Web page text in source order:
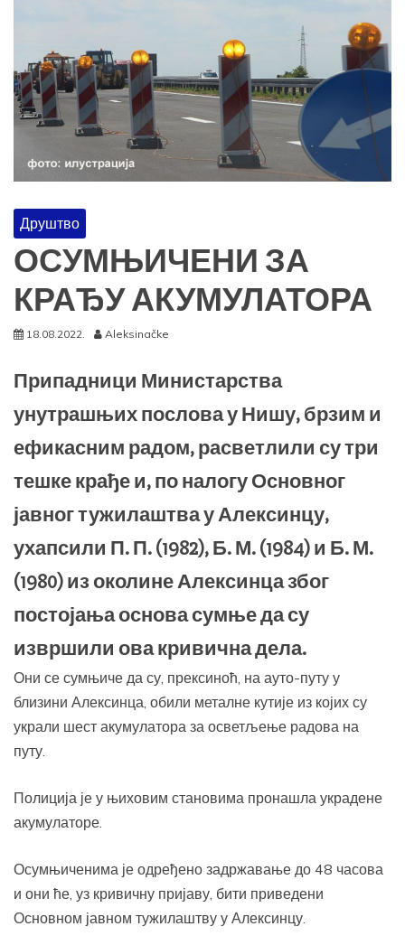
Друштво
ОСУМЊИЧЕНИ ЗА
КРАЂУ АКУМУЛАТОРА
18.08.2022. Aleksinačke
Припадници Министарства
унутрашњих послова у Нишу, брзим и
ефикасним радом, расветлили су три
тешке крађе и, по налогу Основног
јавног тужилаштва у Алексинцу,
ухапсили П. П. (1982), Б. М. (1984) и Б. М.
(1980) из околине Алексинца због
постојања основа сумње да су
извршили ова кривична дела.
Они се сумњиче да су, прексиноћ, на ауто-путу у
близини Алексинца, обили металне кутије из којих су
украли шест акумулатора за осветљење радова на
путу.
Полиција је у њиховим становима пронашла украдене
акумулаторе.
Осумњиченима је одређено задржавање до 48 часова
и они ће, уз кривичну пријаву, бити приведени
Основном јавном тужилаштву у Алексинцу.